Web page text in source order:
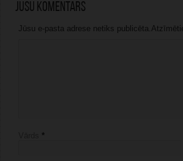
Jūsu komentārs
Jūsu e-pasta adrese netiks
*